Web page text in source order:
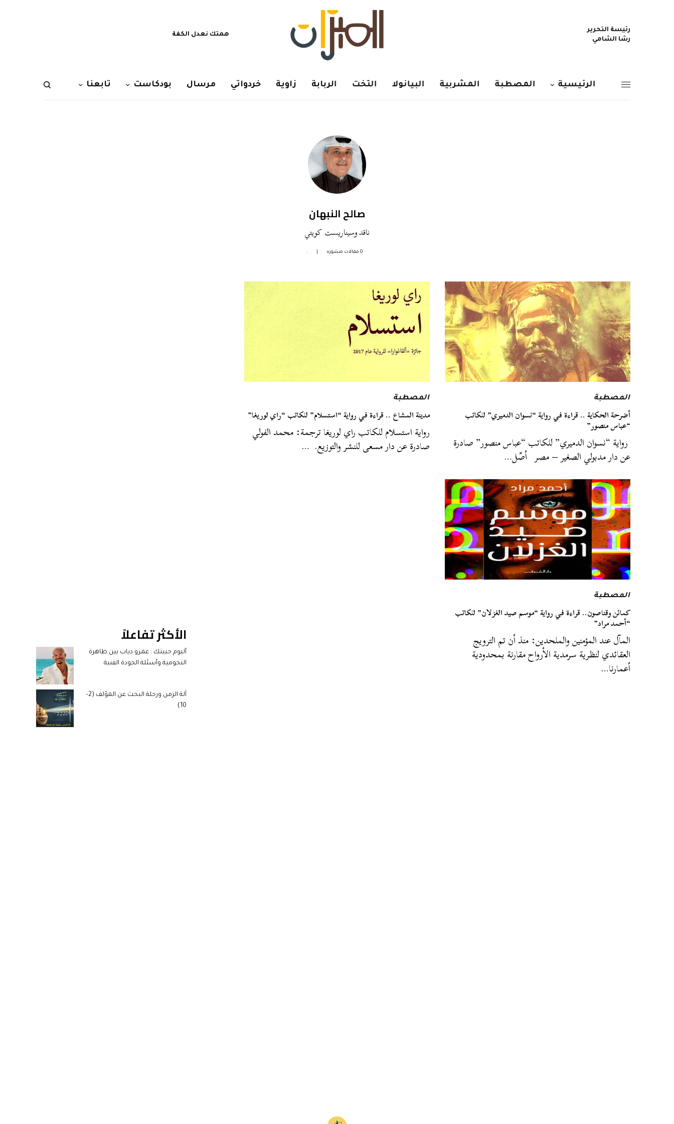
رئيسة التحرير
رشا الشامي
همتك نعدل الكفة
الرئيسية المصطبة المشربية البيانولا التخت الربابة زاوية خردواتي مرسال بودكاست تابعنا
صالح النبهان
ناقد وسيناريست كويتي
0 مقالات منشوره .
المصطبة
أضرحة الحكاية .. قراءة في رواية “نسوان الدميري” للكاتب
“عباس منصور”
رواية “نسوان الدميري” للكاتب “عباس منصور” صادرة
عن دار مدبولي الصغير – مصر أصّل…
المصطبة
مدينة المشاع .. قراءة في رواية “استسلام” للكاتب “راي لوريغا”
رواية استسلام للكاتب راي لوريغا ترجمة: محمد الفولي
صادرة عن دار مسعى للنشر والتوزيع. …
المصطبة
كمائن وقناصون.. قراءة في رواية “موسم صيد الغزلان” للكاتب
“أحمد مراد”
المآل عند المؤمنين والملحدين: منذ أن تم الترويج
العقائدي لنظرية سرمدية الأرواح مقارنة بمحدودية
أعمارنا…
الأكثر تفاعلاً
ألبوم حبيتك : عمرو دياب بين ظاهرة
النجومية وأسئلة الجودة الفنية
آلة الزمن ورحلة البحث عن المؤلف (2-
10)